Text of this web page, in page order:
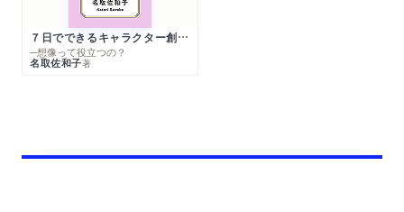
７日でできるキャラクター創作入門
─想像って役立つの？
名取佐和子著